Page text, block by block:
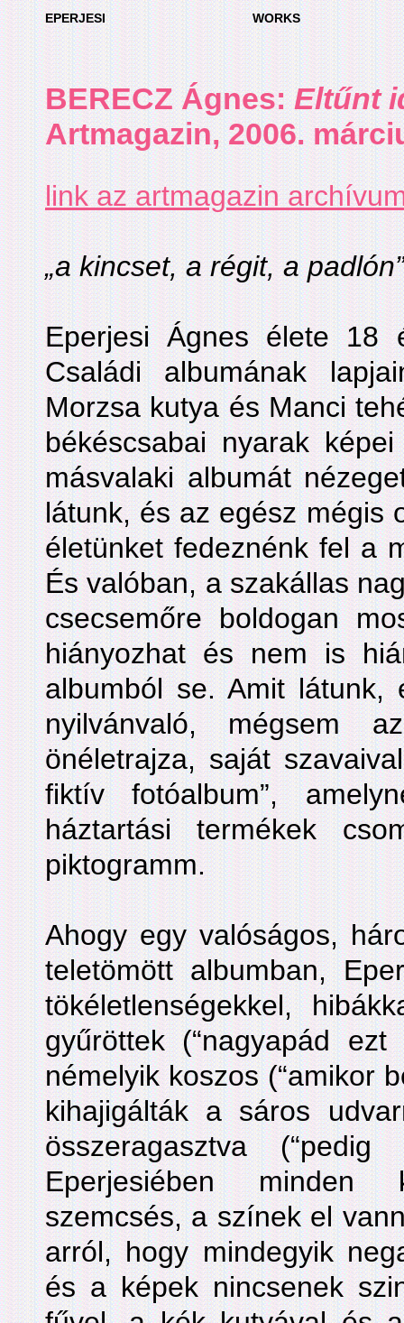
EPERJESI WORKS
BERECZ Ágnes:Eltűnt
Artmagazin, 2006.
link az artmagazin
„a kincset, a régit, a padlón”
Eperjesi Ágnes élete 18
Családi albumának
Morzsa kutya és Manci
békéscsabai nyarak
másvalaki albumát
látunk, és az egész mégis
életünket fedeznénk fel a
És valóban, a szakállas
csecsemőre boldogan
hiányozhat és nem is
albumból se. Amit
nyilvánvaló, mégsem
önéletrajza, saját
fiktív fotóalbum”,
háztartási termékek
piktogramm.
Ahogy egy valóságos,
teletömött albumban,
tökéletlenségekkel,
gyűröttek (“nagyapád
némelyik koszos (“amikor
kihajigálták a sáros
összeragasztva
Eperjesiében minden
szemcsés, a színek el
arról, hogy mindegyik
és a képek nincsenek